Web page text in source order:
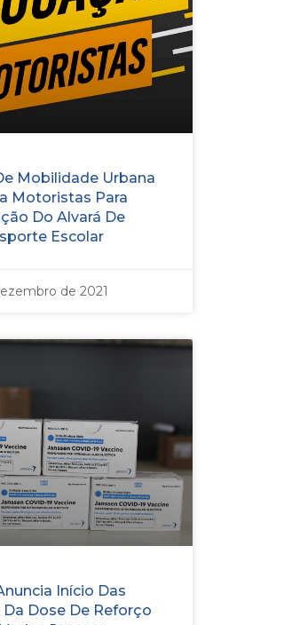
Mobilidade Urbana
Motoristas Para
Do Alvará De
Escolar
de 2021
Início Das
Dose De Reforço